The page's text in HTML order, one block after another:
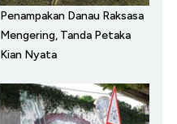
Penampakan Danau Raksasa
Mengering, Tanda Petaka
Kian Nyata